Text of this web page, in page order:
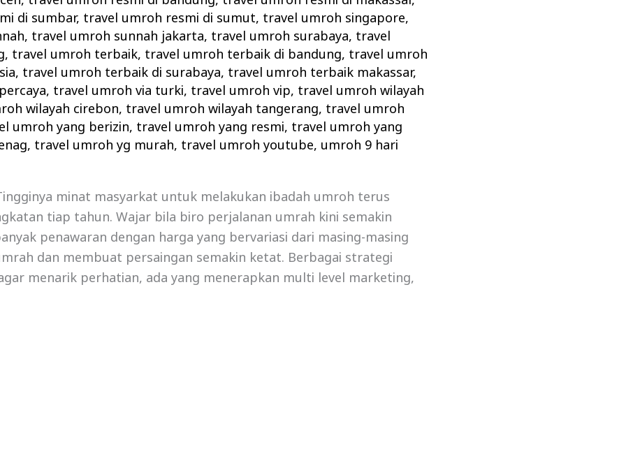
di sumbar, travel umroh resmi di sumut, travel umroh singapore,
, travel umroh sunnah jakarta, travel umroh surabaya, travel
, travel umroh terbaik, travel umroh terbaik di bandung, travel umroh
, travel umroh terbaik di surabaya, travel umroh terbaik makassar,
, travel umroh via turki, travel umroh vip, travel umroh wilayah
wilayah cirebon, travel umroh wilayah tangerang, travel umroh
umroh yang berizin, travel umroh yang resmi, travel umroh yang
, travel umroh yg murah, travel umroh youtube, umroh 9 hari
minat masyarkat untuk melakukan ibadah umroh terus
tiap tahun. Wajar bila biro perjalanan umrah kini semakin
penawaran dengan harga yang bervariasi dari masing-masing
dan membuat persaingan semakin ketat. Berbagai strategi
menarik perhatian, ada yang menerapkan multi level marketing,